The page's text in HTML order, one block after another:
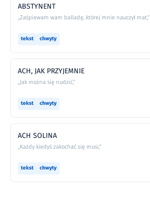
ABSTYNENT
„Zaśpiewam wam balladę, której mnie nauczył mat,”
tekst chwyty
ACH, JAK PRZYJEMNIE
„Jak można się nudzić,”
tekst chwyty
ACH SOLINA
„Każdy kiedyś zakochać się musi,”
tekst chwyty